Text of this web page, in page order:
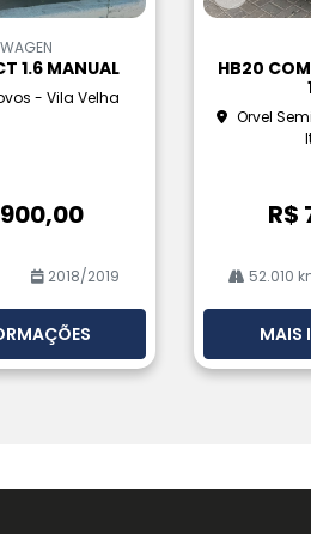
1.6 MANUAL
- Vila Velha
2018/2019
Co
rtil
HB20
Orvel
R$
52.010
MAIS